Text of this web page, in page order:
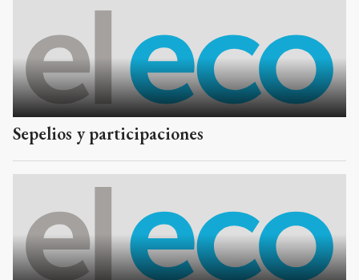
Sepelios y participaciones